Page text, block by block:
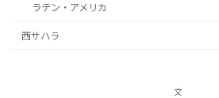
ラテン・アメリカ
西サハラ
文